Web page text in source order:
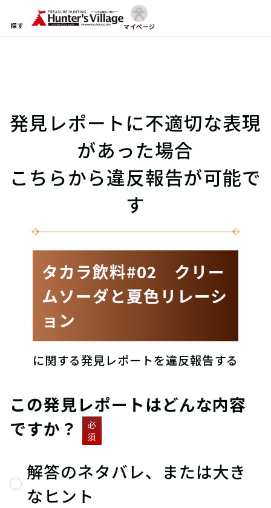
探す マイページ
発見レポートに不適切な表現
があった場合
こちらから違反報告が可能で
す
タカラ飲料#02 クリー
ムソーダと夏色リレーシ
ョン
に関する発見レポートを違反報告する
この発見レポートはどんな内容
ですか？
必
須
解答のネタバレ、または大き
なヒント